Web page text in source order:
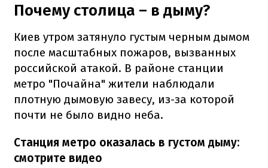
Почему столица – в дыму?
Киев утром затянуло густым черным дымом
после масштабных пожаров, вызванных
российской атакой. В районе станции
метро "Почайна" жители наблюдали
плотную дымовую завесу, из-за которой
почти не было видно неба.
Станция метро оказалась в густом дыму:
смотрите видео